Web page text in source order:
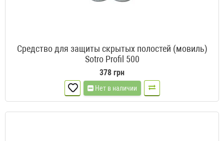
Средство для защиты скрытых полостей (мовиль)
Sotro Profil 500
378 грн
Нет в наличии